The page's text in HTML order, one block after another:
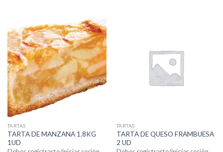
TARTAS
TARTA DE MANZANA 1.8KG
1UD
TARTAS
TARTA DE QUESO FRAMBUESA
2 UD